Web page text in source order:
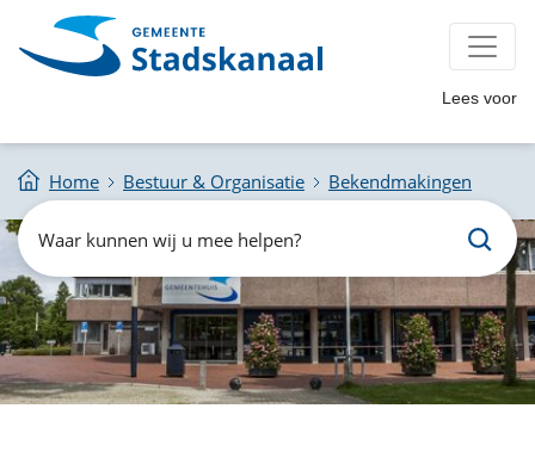
Lees voor
Home Bestuur & Organisatie Bekendmakingen
Zoeken
Waar
kunnen
wij
u
mee
helpen?